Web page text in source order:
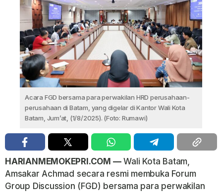
Acara FGD bersama para perwakilan HRD perusahaan-
perusahaan di Batam, yang digelar di Kantor Wali Kota
Batam, Jum’at, (1/8/2025). (Foto: Rumawi)
HARIANMEMOKEPRI.COM —Wali Kota Batam,
Amsakar Achmad secara resmi membuka Forum
Group Discussion (FGD) bersama para perwakilan